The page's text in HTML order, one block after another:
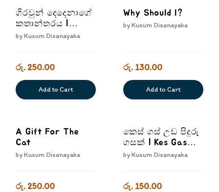
ගිරවුන් දෙදෙනාගේ
කතාන්තරය |
Giravun Dedenage
byKusum Disanayaka
රු. 250.00
Add to Cart
Why Should I?
byKusum Disanayaka
රු. 130.00
Add to Cart
A Gift For The
Cat
byKusum Disanayaka
රු. 250.00
කෙස් ගස් උඩ පිදුරු
ගසක් | Kes Gas
Uda Piduru Gasak
byKusum Disanayaka
රු. 150.00